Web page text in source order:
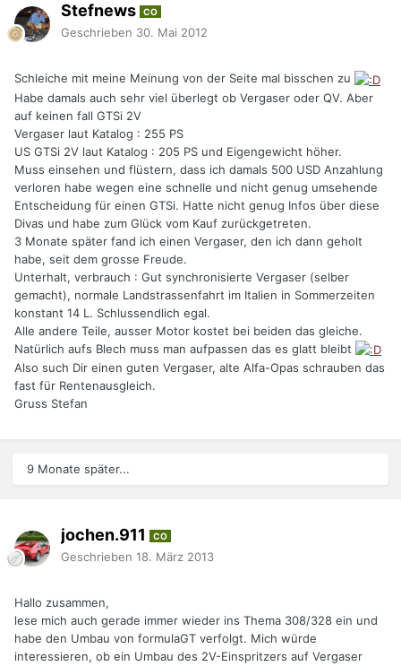
Stefnews CO
Geschrieben 30. Mai 2012
Schleiche mit meine Meinung von der Seite mal bisschen zu
Habe damals auch sehr viel überlegt ob Vergaser oder QV. Aber
auf keinen fall GTSi 2V
Vergaser laut Katalog : 255 PS
US GTSi 2V laut Katalog : 205 PS und Eigengewicht höher.
Muss einsehen und flüstern, dass ich damals 500 USD Anzahlung
verloren habe wegen eine schnelle und nicht genug umsehende
Entscheidung für einen GTSi. Hatte nicht genug Infos über diese
Divas und habe zum Glück vom Kauf zurückgetreten.
3 Monate später fand ich einen Vergaser, den ich dann geholt
habe, seit dem grosse Freude.
Unterhalt, verbrauch : Gut synchronisierte Vergaser (selber
gemacht), normale Landstrassenfahrt im Italien in Sommerzeiten
konstant 14 L. Schlussendlich egal.
Alle andere Teile, ausser Motor kostet bei beiden das gleiche.
Natürlich aufs Blech muss man aufpassen das es glatt bleibt
Also such Dir einen guten Vergaser, alte Alfa-Opas schrauben das
fast für Rentenausgleich.
Gruss Stefan
9 Monate später...
jochen.911 CO
Geschrieben 18. März 2013
Hallo zusammen,
lese mich auch gerade immer wieder ins Thema 308/328 ein und
habe den Umbau von formulaGT verfolgt. Mich würde
interessieren, ob ein Umbau des 2V-Einspritzers auf Vergaser